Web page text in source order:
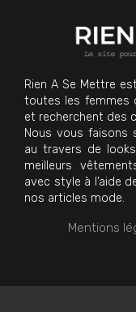
Rien A Se Mettre
toutes les femmes
et recherchent des
Nous vous faisons
au travers de
meilleurs
avec style à l’aide
nos articles mode.
Mentions